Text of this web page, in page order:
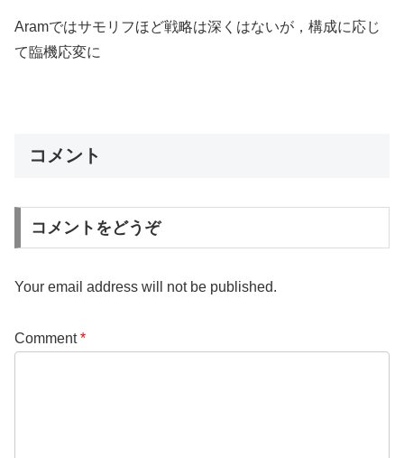
Aramではサモリフほど戦略は深くはないが，構成に応じ
て臨機応変に
コメント
コメントをどうぞ
Your email address will not be published.
Comment*